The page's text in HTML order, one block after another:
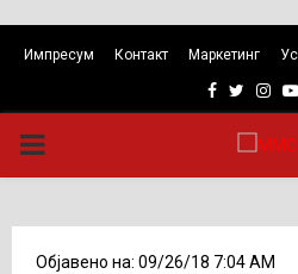
Импресум Контакт Маркетинг
Facebook
Twitter
PRIMARY
Објавено на: 09/26/18 7:04 AM